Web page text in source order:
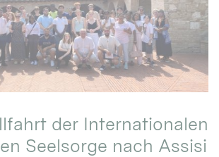
der Internationalen
Seelsorge nach Assisi